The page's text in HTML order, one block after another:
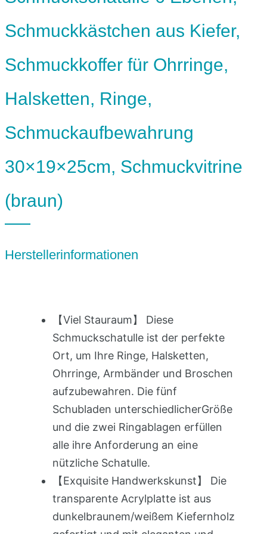
Schmuckkästchen aus Kiefer,
Schmuckkoffer für Ohrringe,
Halsketten, Ringe,
Schmuckaufbewahrung
30×19×25cm, Schmuckvitrine
(braun)
Herstellerinformationen
【Viel Stauraum】 Diese
Schmuckschatulle ist der perfekte
Ort, um Ihre Ringe, Halsketten,
Ohrringe, Armbänder und Broschen
aufzubewahren. Die fünf
Schubladen unterschiedlicherGröße
und die zwei Ringablagen erfüllen
alle ihre Anforderung an eine
nützliche Schatulle.
【Exquisite Handwerkskunst】 Die
transparente Acrylplatte ist aus
dunkelbraunem/weißem Kiefernholz